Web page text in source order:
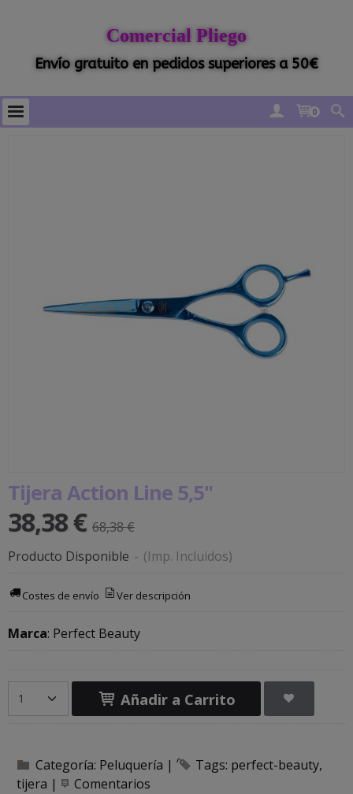
Comercial Pliego
Envío gratuito en pedidos superiores a 50€
0
Tijera Action Line 5,5"
38,38 € 68,38 €
Producto Disponible - (Imp. Incluidos)
Costes de envío Ver descripción
Marca: Perfect Beauty
Añadir a Carrito
Categoría: Peluquería | Tags: perfect-beauty
tijera | Comentarios